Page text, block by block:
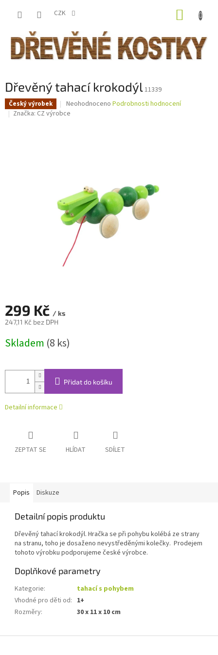
CZK
Dřevěný tahací krokodýl11339
Český výrobek
Průměrné
hodnocení
Neohodnoceno Podrobnosti hodnocení
Značka: CZ výrobce
299 Kč / ks
247,11 Kč bez DPH
cena:
Skladem (8 ks)
Přidat do košíku
Detailní informace
ZEPTAT SE HLÍDAT SDÍLET
Popis Diskuze
Detailní popis produktu
Dřevěný tahací krokodýl. Hračka se při pohybu kolébá ze strany
na stranu, toho je dosaženo nevystředěnými kolečky. Prodejem
tohoto výrobku podporujeme české výrobce.
Doplňkové parametry
Kategorie:
tahací s pohybem
Vhodné pro děti od: 1+
Rozměry: 30 x 11 x 10 cm